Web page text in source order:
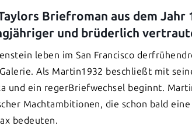
Briefroman aus dem
und brüderlich
leben im San Francisco
Als Martin1932 beschließt mit
und ein regerBriefwechsel beginnt.
Machtambitionen, die schon bald
bedeuten.